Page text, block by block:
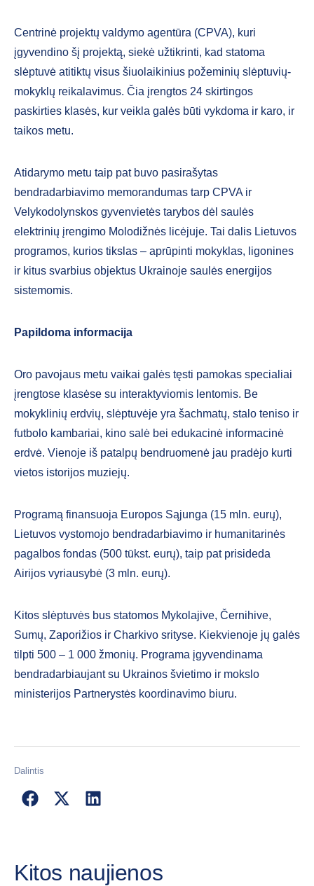
Centrinė projektų valdymo agentūra (CPVA), kuri
įgyvendino šį projektą, siekė užtikrinti, kad statoma
slėptuvė atitiktų visus šiuolaikinius požeminių slėptuvių-
mokyklų reikalavimus. Čia įrengtos 24 skirtingos
paskirties klasės, kur veikla galės būti vykdoma ir karo, ir
taikos metu.
Atidarymo metu taip pat buvo pasirašytas
bendradarbiavimo memorandumas tarp CPVA ir
Velykodolynskos gyvenvietės tarybos dėl saulės
elektrinių įrengimo Molodižnės licėjuje. Tai dalis Lietuvos
programos, kurios tikslas – aprūpinti mokyklas, ligonines
ir kitus svarbius objektus Ukrainoje saulės energijos
sistemomis.
Papildoma informacija
Oro pavojaus metu vaikai galės tęsti pamokas specialiai
įrengtose klasėse su interaktyviomis lentomis. Be
mokyklinių erdvių, slėptuvėje yra šachmatų, stalo teniso ir
futbolo kambariai, kino salė bei edukacinė informacinė
erdvė. Vienoje iš patalpų bendruomenė jau pradėjo kurti
vietos istorijos muziejų.
Programą finansuoja Europos Sąjunga (15 mln. eurų),
Lietuvos vystomojo bendradarbiavimo ir humanitarinės
pagalbos fondas (500 tūkst. eurų), taip pat prisideda
Airijos vyriausybė (3 mln. eurų).
Kitos slėptuvės bus statomos Mykolajive, Černihive,
Sumų, Zaporižios ir Charkivo srityse. Kiekvienoje jų galės
tilpti 500 – 1 000 žmonių. Programa įgyvendinama
bendradarbiaujant su Ukrainos švietimo ir mokslo
ministerijos Partnerystės koordinavimo biuru.
Dalintis
Kitos naujienos